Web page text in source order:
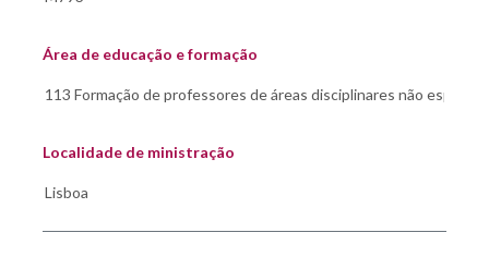
Área de educação e formação
Localidade de ministração